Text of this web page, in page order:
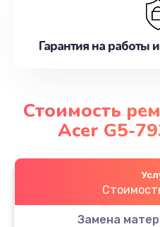
Гарантия на работы
Стоимость
Acer G5-
Замена